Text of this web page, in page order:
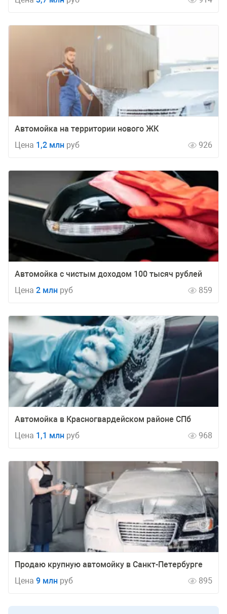
Автомойка на территории нового ЖК
Цена 1,2 млн руб 926
Автомойка с чистым доходом 100 тысяч рублей
Цена 2 млн руб 859
Автомойка в Красногвардейском районе СПб
Цена 1,1 млн руб 968
Продаю крупную автомойку в Санкт-Петербурге
Цена 9 млн руб 895